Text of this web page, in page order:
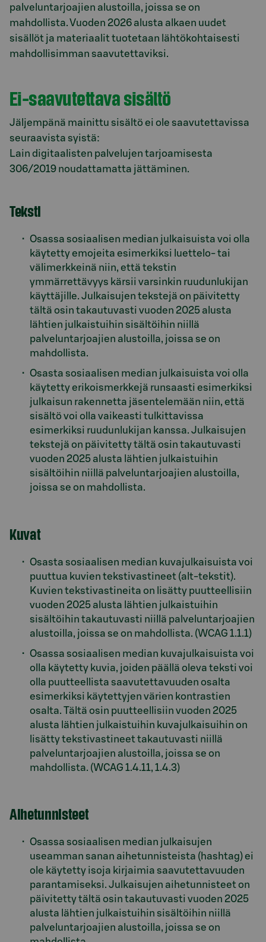
palveluntarjoajien alustoilla, joissa se on
mahdollista. Vuoden 2026 alusta alkaen uudet
sisällöt ja materiaalit tuotetaan lähtökohtaisesti
mahdollisimman saavutettaviksi.
Ei-saavutettava sisältö
Jäljempänä mainittu sisältö ei ole saavutettavissa
seuraavista syistä:
Lain digitaalisten palvelujen tarjoamisesta
306/2019 noudattamatta jättäminen.
Teksti
Osassa sosiaalisen median julkaisuista voi olla
käytetty emojeita esimerkiksi luettelo- tai
välimerkkeinä niin, että tekstin
ymmärrettävyys kärsii varsinkin ruudunlukijan
käyttäjille. Julkaisujen tekstejä on päivitetty
tältä osin takautuvasti vuoden 2025 alusta
lähtien julkaistuihin sisältöihin niillä
palveluntarjoajien alustoilla, joissa se on
mahdollista.
Osasta sosiaalisen median julkaisuista voi olla
käytetty erikoismerkkejä runsaasti esimerkiksi
julkaisun rakennetta jäsentelemään niin, että
sisältö voi olla vaikeasti tulkittavissa
esimerkiksi ruudunlukijan kanssa. Julkaisujen
tekstejä on päivitetty tältä osin takautuvasti
vuoden 2025 alusta lähtien julkaistuihin
sisältöihin niillä palveluntarjoajien alustoilla,
joissa se on mahdollista.
Kuvat
Osasta sosiaalisen median kuvajulkaisuista voi
puuttua kuvien tekstivastineet (alt-tekstit).
Kuvien tekstivastineita on lisätty puutteellisiin
vuoden 2025 alusta lähtien julkaistuihin
sisältöihin takautuvasti niillä palveluntarjoajien
alustoilla, joissa se on mahdollista. (WCAG 1.1.1)
Osassa sosiaalisen median kuvajulkaisuista voi
olla käytetty kuvia, joiden päällä oleva teksti voi
olla puutteellista saavutettavuuden osalta
esimerkiksi käytettyjen värien kontrastien
osalta. Tältä osin puutteellisiin vuoden 2025
alusta lähtien julkaistuihin kuvajulkaisuihin on
lisätty tekstivastineet takautuvasti niillä
palveluntarjoajien alustoilla, joissa se on
mahdollista. (WCAG 1.4.11, 1.4.3)
Aihetunnisteet
Osassa sosiaalisen median julkaisujen
useamman sanan aihetunnisteista (hashtag) ei
ole käytetty isoja kirjaimia saavutettavuuden
parantamiseksi. Julkaisujen aihetunnisteet on
päivitetty tältä osin takautuvasti vuoden 2025
alusta lähtien julkaistuihin sisältöihin niillä
palveluntarjoajien alustoilla, joissa se on